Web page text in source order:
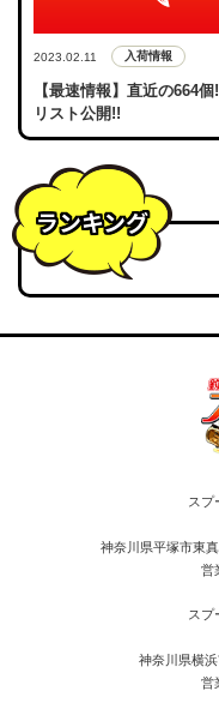
2023.02.11 入荷情報
【最速情報】直近の664
リスト公開!!
ランキング
スプ
神奈川県平塚市東
営
スプ
神奈川県横
営